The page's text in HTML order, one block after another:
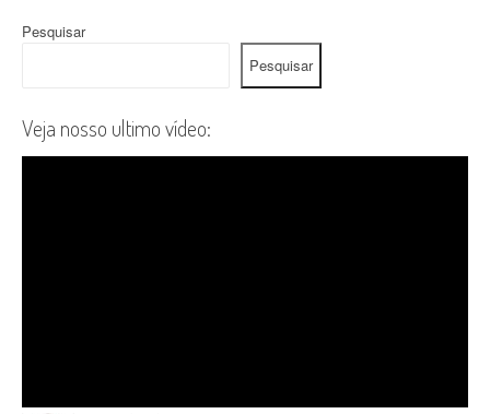
Pesquisar
Pesquisar
Veja nosso ultimo vídeo: